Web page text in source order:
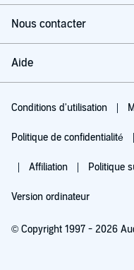
Nous contacter
Aide
Conditions d'utilisation
Politique de confidentialité
Affiliation Politique
Version ordinateur
© Copyright 1997 - 2026